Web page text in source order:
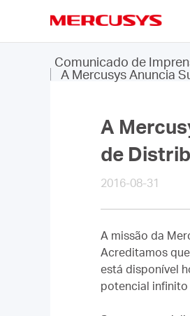
Comunicado de
A Mercusys Anuncia
A
de
2016-08-31
A missão da
Acreditamos
está disponível
potencial infinito